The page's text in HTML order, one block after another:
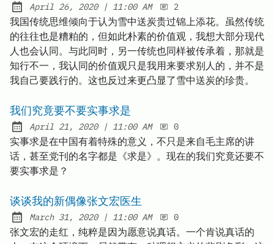
Posted on:
April 26, 2020| at
11:00 AM 2
我国传统思维倾向于认为雪中送炭贵过锦上添花。虽然传统
的往往也是糟粕的，但如此朴素的价值观，我想大部分现代
人也会认同。与此同时，另一传统也同样被传承着，那就是
知行不一，我认同的价值观只是我用来要求别人的，并不是
我自己要践行的。这也反过来更凸显了雪中送炭的珍贵。
我们究竟要不要实事求是
Posted on:
April 21, 2020| at
11:00 AM 0
实事求是在中国有着特殊的意义，不只是来自毛主席的讲
话，甚至党刊的名字都是《求是》。现在的我们究竟还要不
要实事求是？
谈谈我的新偶像张文宏医生
Posted on:
March 31, 2020| at
11:00 AM 0
张文宏的走红，纯粹是因为愿意说真话。一个肯说真话的